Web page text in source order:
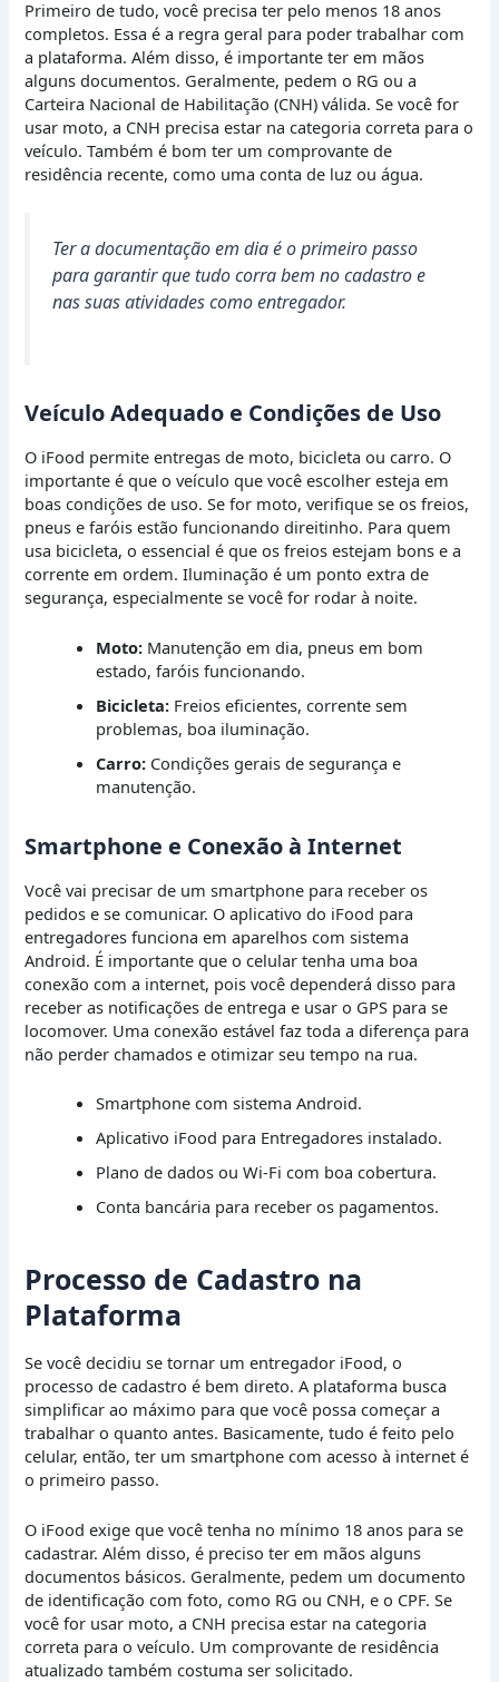
Primeiro de tudo, você precisa ter pelo menos 18 anos
completos. Essa é a regra geral para poder trabalhar com
a plataforma. Além disso, é importante ter em mãos
alguns documentos. Geralmente, pedem o RG ou a
Carteira Nacional de Habilitação (CNH) válida. Se você for
usar moto, a CNH precisa estar na categoria correta para o
veículo. Também é bom ter um comprovante de
residência recente, como uma conta de luz ou água.
Ter a documentação em dia é o primeiro passo
para garantir que tudo corra bem no cadastro e
nas suas atividades como entregador.
Veículo Adequado e Condições de Uso
O iFood permite entregas de moto, bicicleta ou carro. O
importante é que o veículo que você escolher esteja em
boas condições de uso. Se for moto, verifique se os freios,
pneus e faróis estão funcionando direitinho. Para quem
usa bicicleta, o essencial é que os freios estejam bons e a
corrente em ordem. Iluminação é um ponto extra de
segurança, especialmente se você for rodar à noite.
Moto: Manutenção em dia, pneus em bom
estado, faróis funcionando.
Bicicleta: Freios eficientes, corrente sem
problemas, boa iluminação.
Carro: Condições gerais de segurança e
manutenção.
Smartphone e Conexão à Internet
Você vai precisar de um smartphone para receber os
pedidos e se comunicar. O aplicativo do iFood para
entregadores funciona em aparelhos com sistema
Android. É importante que o celular tenha uma boa
conexão com a internet, pois você dependerá disso para
receber as notificações de entrega e usar o GPS para se
locomover. Uma conexão estável faz toda a diferença para
não perder chamados e otimizar seu tempo na rua.
Smartphone com sistema Android.
Aplicativo iFood para Entregadores instalado.
Plano de dados ou Wi-Fi com boa cobertura.
Conta bancária para receber os pagamentos.
Processo de Cadastro na
Plataforma
Se você decidiu se tornar um entregador iFood, o
processo de cadastro é bem direto. A plataforma busca
simplificar ao máximo para que você possa começar a
trabalhar o quanto antes. Basicamente, tudo é feito pelo
celular, então, ter um smartphone com acesso à internet é
o primeiro passo.
O iFood exige que você tenha no mínimo 18 anos para se
cadastrar. Além disso, é preciso ter em mãos alguns
documentos básicos. Geralmente, pedem um documento
de identificação com foto, como RG ou CNH, e o CPF. Se
você for usar moto, a CNH precisa estar na categoria
correta para o veículo. Um comprovante de residência
atualizado também costuma ser solicitado.